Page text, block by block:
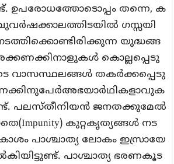
ഉപരോധത്തോടൊപ്പം തന്നെ, ക
ഗസ്സയി
യുദ്ധങ്ങ
കൊല്ലപ്പെടു
വാസസ്ഥലങ്ങള്‍ തകര്‍ക്കപ്പെടു
പലസ്തീനിയന്‍ ജനതക്കുമേല്‍
കുറ്റകൃത്യങ്ങള്‍ നട
പാശ്ചാത്യ ലോകം ഇസ്രായേ
പാശ്ചാത്യ ഭരണകൂട